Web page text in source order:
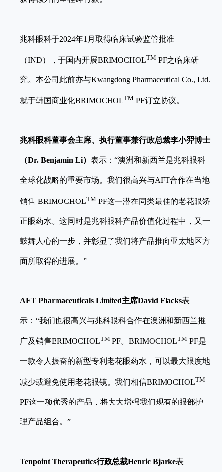
兆科眼科于2024年1月取得临床试验监管批准
（IND），于国内开展BRIMOCHOLTM PF之临床研
究。本公司此前亦与Kwangdong Pharmaceutical Co., Ltd.
就于韩国商业化BRIMOCHOLTM PF订立协议。
兆科眼科董事会主席、执行董事兼行政总裁李小羿博士
（Dr. Benjamin Li）表示：“澳洲和新西兰是兆科眼科
全球化战略的重要市场。我们很高兴与AFT合作在当地
销售 BRIMOCHOLTM PF这一潜在同类最佳的老花眼矫
正眼药水。这同时是兆科眼科产品价值化过程中，又一
鼓舞人心的一步，并彰显了我们将产品推向亚太地区方
面所取得的进展。”
AFT Pharmaceuticals Limited主席David Flacks表
示：“我们也很高兴与兆科眼科合作在澳洲和新西兰推
广及销售BRIMOCHOLTM PF。BRIMOCHOLTM PF是
一款令人振奋的新型专利老花眼药水，可以最大限度地
减少或避免使用老花眼镜。我们相信BRIMOCHOLTM
PF这一项优秀的产品，将大大增强我们现有的眼部护
理产品组合。”
Tenpoint Therapeutics行政总裁Henric Bjarke表